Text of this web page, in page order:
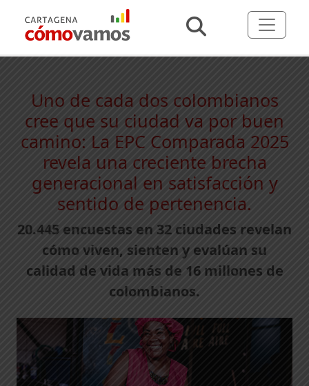
Uno de cada dos colombianos
cree que su ciudad va por buen
camino: La EPC Comparada 2025
revela una creciente brecha
generacional en satisfacción y
sentido de pertenencia.
20.445 encuestas en 32 ciudades revelan
cómo viven, sienten y evalúan su
calidad de vida más de 16 millones de
colombianos.